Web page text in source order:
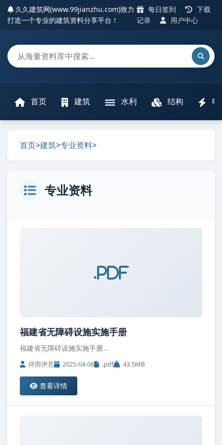
久久建筑网(www.99jianzhu.com)致力
打造一个专业的建筑资料分享平台！
每日签到
下载
记录
用户中心
首页 建筑 水利 结构
首页>建筑>专业资料>
专业资料
.pdf
福建省无障碍设施实施手册
福建省无障碍设施实施手册...
诗雨伊意 2025-04-06 .pdf 43.5MB
查看详情